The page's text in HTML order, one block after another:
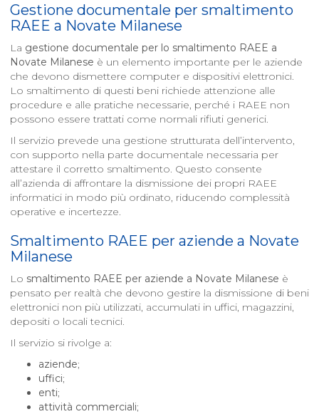
Gestione documentale per smaltimento
RAEE a Novate Milanese
La gestione documentale per lo smaltimento RAEE a
Novate Milanese è un elemento importante per le aziende
che devono dismettere computer e dispositivi elettronici.
Lo smaltimento di questi beni richiede attenzione alle
procedure e alle pratiche necessarie, perché i RAEE non
possono essere trattati come normali rifiuti generici.
Il servizio prevede una gestione strutturata dell’intervento,
con supporto nella parte documentale necessaria per
attestare il corretto smaltimento. Questo consente
all’azienda di affrontare la dismissione dei propri RAEE
informatici in modo più ordinato, riducendo complessità
operative e incertezze.
Smaltimento RAEE per aziende a Novate
Milanese
Lo smaltimento RAEE per aziende a Novate Milanese è
pensato per realtà che devono gestire la dismissione di beni
elettronici non più utilizzati, accumulati in uffici, magazzini,
depositi o locali tecnici.
Il servizio si rivolge a:
aziende;
uffici;
enti;
attività commerciali;